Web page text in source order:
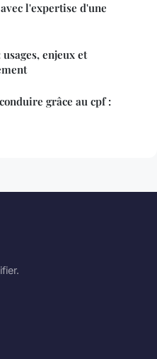
l'expertise d'une
enjeux et
grâce au cpf :